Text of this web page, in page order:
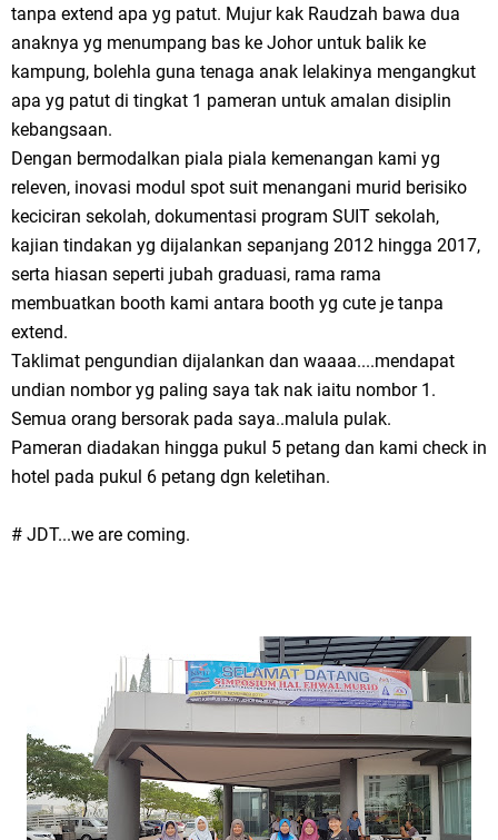
tanpa extend apa yg patut. Mujur kak Raudzah bawa dua
anaknya yg menumpang bas ke Johor untuk balik ke
kampung, bolehla guna tenaga anak lelakinya mengangkut
apa yg patut di tingkat 1 pameran untuk amalan disiplin
kebangsaan.
Dengan bermodalkan piala piala kemenangan kami yg
releven, inovasi modul spot suit menangani murid berisiko
keciciran sekolah, dokumentasi program SUIT sekolah,
kajian tindakan yg dijalankan sepanjang 2012 hingga 2017,
serta hiasan seperti jubah graduasi, rama rama
membuatkan booth kami antara booth yg cute je tanpa
extend.
Taklimat pengundian dijalankan dan waaaa....mendapat
undian nombor yg paling saya tak nak iaitu nombor 1.
Semua orang bersorak pada saya..malula pulak.
Pameran diadakan hingga pukul 5 petang dan kami check in
hotel pada pukul 6 petang dgn keletihan.
# JDT...we are coming.